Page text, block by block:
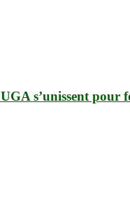
s’unissent pour